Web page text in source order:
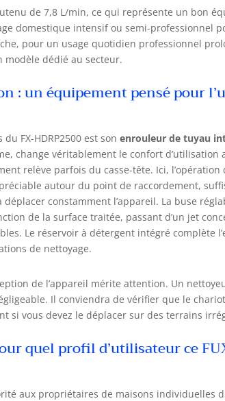
de 7,8 L/min, ce qui représente un bon
domestique intensif ou semi-professionnel
pour un usage quotidien professionnel
modèle dédié au secteur.
: un équipement pensé pour
FX-HDRP2500 est sonenrouleur de tuyau
change véritablement le confort
relève parfois du casse-tête. Ici,
autour du point de raccordement,
constamment l’appareil. La buse
de la surface traitée, passant d’un jet
Le réservoir à détergent intégré complète
de nettoyage.
de l’appareil mérite attention. Un
Il conviendra de vérifier que le
si vous devez le déplacer sur des terrains
quel profil d’utilisateur ce
aux propriétaires de maisons individuelles